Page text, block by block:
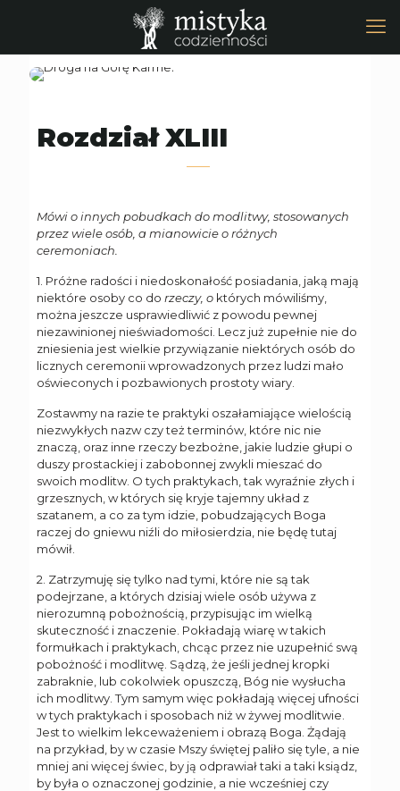
Rozdział XLIII
Mówi o innych pobudkach do modlitwy, stosowanych
przez wiele osób, a mianowicie o różnych
ceremoniach.
1. Próżne radości i niedoskonałość posiadania, jaką mają
niektóre osoby co do rzeczy, októrych mówiliśmy,
można jeszcze usprawiedliwić z powodu pewnej
niezawinionej nieświadomości. Lecz już zupełnie nie do
zniesienia jest wielkie przywiązanie niektórych osób do
licznych ceremonii wprowadzonych przez ludzi mało
oświeconych i pozbawionych prostoty wiary.
Zostawmy na razie te praktyki oszałamiające wielością
niezwykłych nazw czy też terminów, które nic nie
znaczą, oraz inne rzeczy bezbożne, jakie ludzie głupi o
duszy prostackiej i zabobonnej zwykli mieszać do
swoich modlitw. O tych praktykach, tak wyraźnie złych i
grzesznych, w których się kryje tajemny układ z
szatanem, a co za tym idzie, pobudzających Boga
raczej do gniewu niźli do miłosierdzia, nie będę tutaj
mówił.
2. Zatrzymuję się tylko nad tymi, które nie są tak
podejrzane, a których dzisiaj wiele osób używa z
nierozumną pobożnością, przypisując im wielką
skuteczność i znaczenie. Pokładają wiarę w takich
formułkach i praktykach, chcąc przez nie uzupełnić swą
pobożność i modlitwę. Sądzą, że jeśli jednej kropki
zabraknie, lub cokolwiek opuszczą, Bóg nie wysłucha
ich modlitwy. Tym samym więc pokładają więcej ufności
w tych praktykach i sposobach niż w żywej modlitwie.
Jest to wielkim lekceważeniem i obrazą Boga. Żądają
na przykład, by w czasie Mszy świętej paliło się tyle, a nie
mniej ani więcej świec, by ją odprawiał taki a taki ksiądz,
by była o oznaczonej godzinie, a nie wcześniej czy